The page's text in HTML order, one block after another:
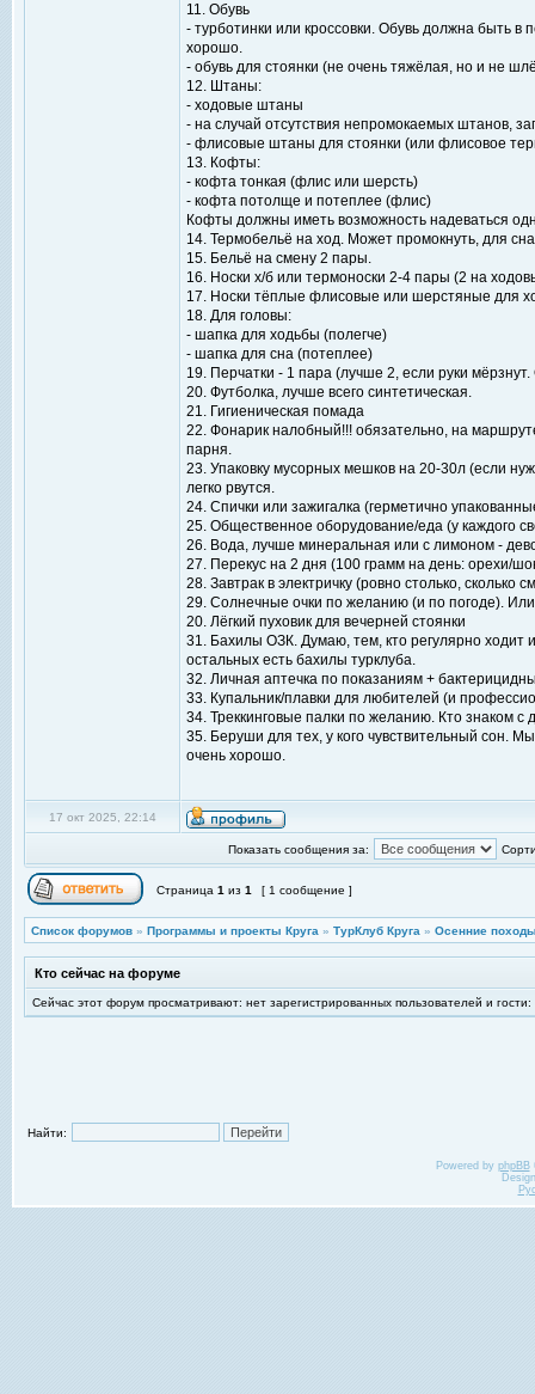
11. Обувь
- турботинки или кроссовки. Обувь должна быть
хорошо.
- обувь для стоянки (не очень тяжёлая, но и не
12. Штаны:
- ходовые штаны
- на случай отсутствия непромокаемых штанов,
- флисовые штаны для стоянки (или флисовое
13. Кофты:
- кофта тонкая (флис или шерсть)
- кофта потолще и потеплее (флис)
Кофты должны иметь возможность надеваться
14. Термобельё на ход. Может промокнуть, для
15. Бельё на смену 2 пары.
16. Носки х/б или термоноски 2-4 пары (2 на
17. Носки тёплые флисовые или шерстяные для
18. Для головы:
- шапка для ходьбы (полегче)
- шапка для сна (потеплее)
19. Перчатки - 1 пара (лучше 2, если руки
20. Футболка, лучше всего синтетическая.
21. Гигиеническая помада
22. Фонарик налобный!!! обязательно, на
парня.
23. Упаковку мусорных мешков на 20-30л (если
легко рвутся.
24. Спички или зажигалка (герметично
25. Общественное оборудование/еда (у каждого
26. Вода, лучше минеральная или с лимоном -
27. Перекус на 2 дня (100 грамм на день: орехи/
28. Завтрак в электричку (ровно столько,
29. Солнечные очки по желанию (и по погоде). Или
20. Лёгкий пуховик для вечерней стоянки
31. Бахилы ОЗК. Думаю, тем, кто регулярно ходит
остальных есть бахилы турклуба.
32. Личная аптечка по показаниям +
33. Купальник/плавки для любителей (и
34. Треккинговые палки по желанию. Кто знаком
35. Беруши для тех, у кого чувствительный сон.
очень хорошо.
17 окт 2025, 22:14
Показать сообщения за:
Страница 1 из 1 [ 1 сообщение ]
Список форумов » Программы и проекты Круга » ТурКлуб Круга » Осенние
Кто сейчас на форуме
Сейчас этот форум просматривают: нет зарегистрированных пользователей и гости:
Найти:
Powered by phpBB